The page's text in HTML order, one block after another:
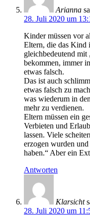
Arianna
28. Juli 2020 um
Kinder müssen vor
Eltern, die das Kind
gleichbedeutend
bekommen, immer
etwas falsch.
Das ist auch
etwas falsch zu
was wiederum in
mehr zu verdienen.
Eltern müssen ein
Verbieten und
lassen. Viele
erzogen wurden
haben.“ Aber ein
Antworten
Klarsicht
28. Juli 2020 um